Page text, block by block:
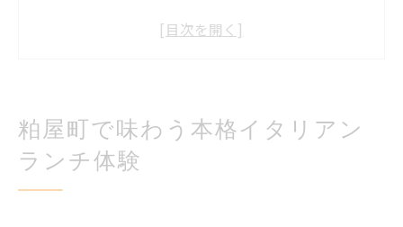
人気イタリアンのパスタランチおすすめポ
ランチタイムに選びたいイタリアンの特徴
とは
粕屋町で味わう本格イタリアン
ランチ体験